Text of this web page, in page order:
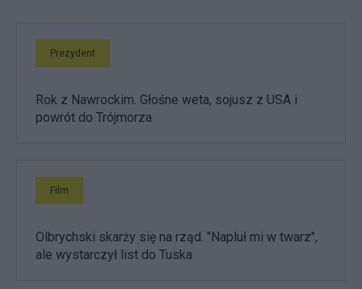
Prezydent
Rok z Nawrockim. Głośne weta, sojusz z USA i
powrót do Trójmorza
Film
Olbrychski skarży się na rząd. "Napluł mi w twarz",
ale wystarczył list do Tuska